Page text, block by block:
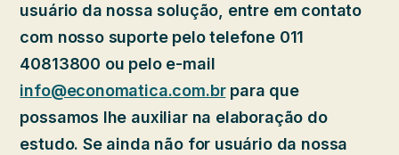
usuário da nossa solução, entre em contato
com nosso suporte pelo telefone 011
40813800 ou pelo e-mail
info@economatica.com.brpara que
possamos lhe auxiliar na elaboração do
estudo. Se ainda não for usuário da nossa